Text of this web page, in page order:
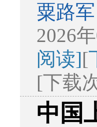
粟路
2026
阅读][
[下载
中国